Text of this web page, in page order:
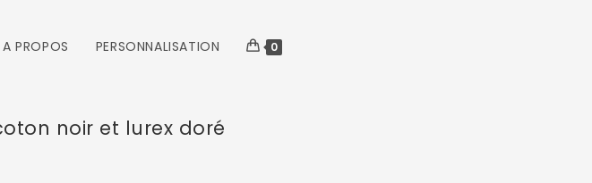
A PROPOS PERSONNALISATION 0
noir et lurex doré